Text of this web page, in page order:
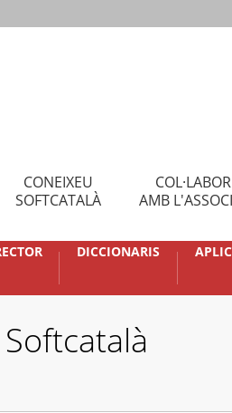
CONEIXEU
SOFTCATALÀ
AMB
DICCIONARIS